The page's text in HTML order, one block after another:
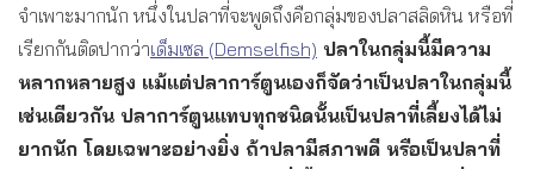
จำเพาะมากนัก หนึ่งในปลาที่จะพูดถึงคือกลุ่มของปลาสลิดหิน หรือที่
เรียกกันติดปากว่าเด็มเซล (Demselfish) ปลาในกลุ่มนี้มีความ
หลากหลายสูง แม้แต่ปลาการ์ตูนเองก็จัดว่าเป็นปลาในกลุ่มนี้
เช่นเดียวกัน ปลาการ์ตูนแทบทุกชนิดนั้นเป็นปลาที่เลี้ยงได้ไม่
ยากนัก โดยเฉพาะอย่างยิ่ง ถ้าปลามีสภาพดี หรือเป็นปลาที่